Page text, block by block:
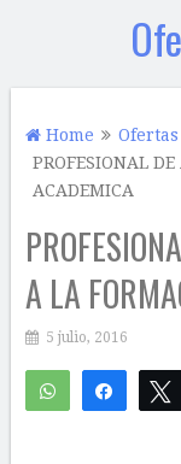
Home
PROFESIONAL
ACADEMICA
A LA
5 julio, 2016
WhatsApp